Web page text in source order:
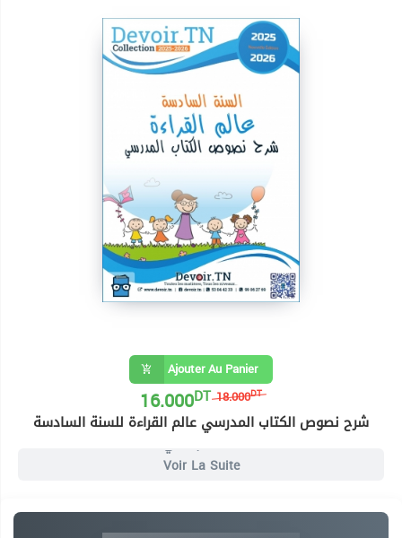
Ajouter Au Panier
18.000DT
16.000DT
شرح نصوص الكتاب المدرسي عالم القراءة للسنة السادسة
Voir La Suite
8 Livres السنة السادسة ابتدائي